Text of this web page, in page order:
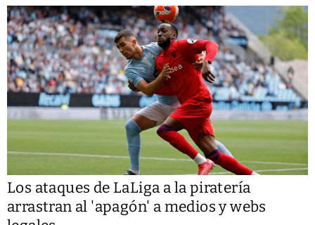
Los ataques de LaLiga a la piratería
arrastran al 'apagón' a medios y webs